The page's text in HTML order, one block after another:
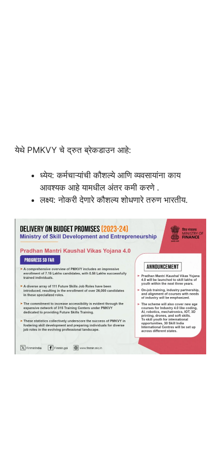
येथे PMKVY चे द्रुत ब्रेकडाउन आहे:
ध्येय: कर्मचाऱ्यांची कौशल्ये आणि व्यवसायांना काय
आवश्यक आहे यामधील अंतर कमी करणे .
लक्ष्य: नोकरी देणारे कौशल्य शोधणारे तरुण भारतीय.